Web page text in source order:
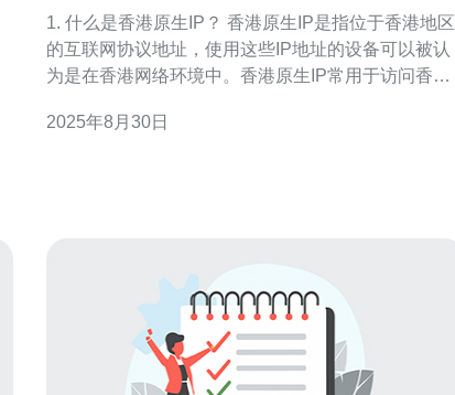
1. 什么是香港原生IP？ 香港原生IP是指位于香港地区
的互联网协议地址，使用这些IP地址的设备可以被认
为是在香港网络环境中。香港原生IP常用于访问香港
理位置相关的内容。由于香港的网络环境与其他地区
2025年8月30日